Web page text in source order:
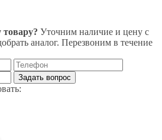
Уточним наличие и цену с
аналог. Перезвоним в течение
Задать вопрос